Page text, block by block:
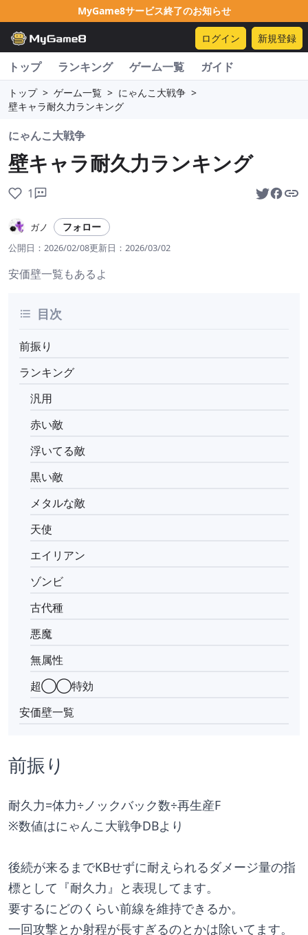
MyGame8サービス終了のお知らせ
ログイン 新規登録
トップ ランキング ゲーム一覧 ガイド
トップ > ゲーム一覧 > にゃんこ大戦争 >
壁キャラ耐久力ランキング
にゃんこ大戦争
壁キャラ耐久力ランキング
1
ガノ フォロー
公開日： 2026/02/08更新日： 2026/03/02
安価壁一覧もあるよ
目次
前振り
ランキング
汎用
赤い敵
浮いてる敵
黒い敵
メタルな敵
天使
エイリアン
ゾンビ
古代種
悪魔
無属性
超◯◯特効
安価壁一覧
前振り
耐久力=体力÷ノックバック数÷再生産F
※数値はにゃんこ大戦争DBより
後続が来るまでKBせずに耐えられるダメージ量の指
標として『耐久力』と表現してます。
要するにどのくらい前線を維持できるか。
一回攻撃とか射程が長すぎるのとかは除いてます。